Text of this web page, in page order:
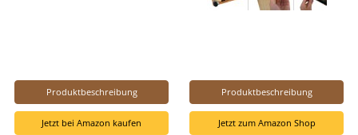
Produktbeschreibung
Jetzt bei Amazon kaufen
Produktbeschreibung
Jetzt zum Amazon Shop